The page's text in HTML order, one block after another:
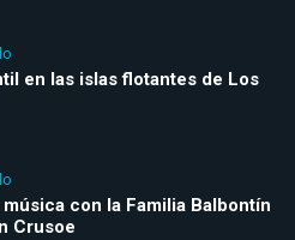
en las islas flotantes de Los
con la Familia Balbontín
Crusoe